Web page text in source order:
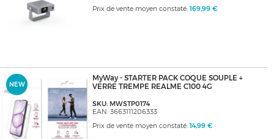
Prix de vente moyen constaté: 169,99 €
NEW
MyWay - STARTER PACK COQUE SOUPLE +
VERRE TREMPE REALME C100 4G
SKU: MWSTP0174
EAN: 3663111206333
Prix de vente moyen constaté: 14,99 €